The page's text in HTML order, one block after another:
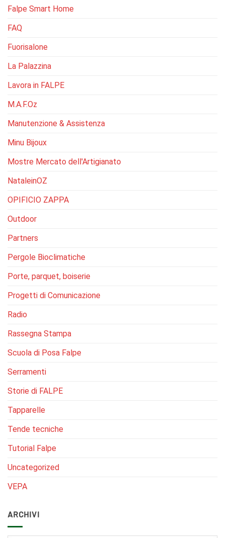
Falpe Smart Home
FAQ
Fuorisalone
La Palazzina
Lavora in FALPE
M.A.F.Oz
Manutenzione & Assistenza
Minu Bijoux
Mostre Mercato dell'Artigianato
NataleinOZ
OPIFICIO ZAPPA
Outdoor
Partners
Pergole Bioclimatiche
Porte, parquet, boiserie
Progetti di Comunicazione
Radio
Rassegna Stampa
Scuola di Posa Falpe
Serramenti
Storie di FALPE
Tapparelle
Tende tecniche
Tutorial Falpe
Uncategorized
VEPA
ARCHIVI